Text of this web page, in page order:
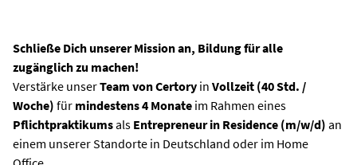
Schließe Dich unserer Mission an, Bildung für alle
zugänglich zu machen!
Verstärke unserTeam von Certory in Vollzeit (40 Std. /
Woche) für mindestens 4 Monate im Rahmen eines
Pflichtpraktikumsals Entrepreneur in Residence (m/w/d) an
einem unserer Standorte in Deutschland oder im Home